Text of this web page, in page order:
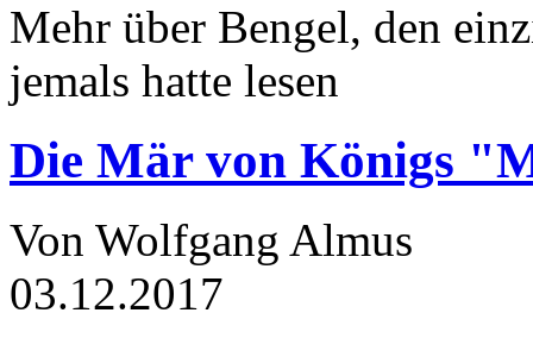
Mehr über Bengel, den
jemals hatte lesen
Die Mär von Königs
Von Wolfgang Almus
03.12.2017